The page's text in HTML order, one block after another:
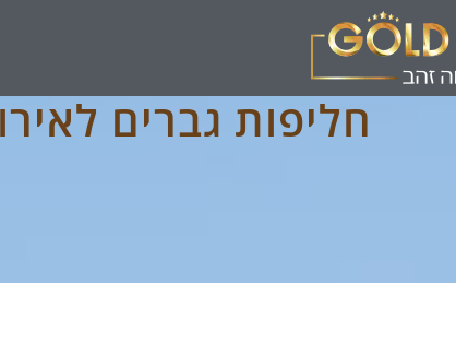
חליפות גברים